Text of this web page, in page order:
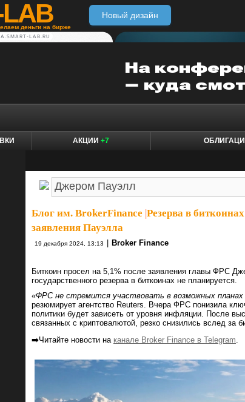
деньги на бирже
Новый дизайн
LAB.RU
АКЦИИ +7
Блог им. BrokerFinance Резерва в
заявления Пауэлла
19 декабря 2024, 13:13 Broker Finance
Биткоин просел на 5,1% после заявления главы ФРС
государственного резерва в биткоинах не планируется.
«ФРС не стремится участвовать в возможных планах
резюмирует агентство Reuters. Вчера ФРС понизила
политики будет зависеть от уровня инфляции. После
связанных с криптовалютой, резко снизились вслед за
➡️Читайте новости на канале Broker Finance в Telegram